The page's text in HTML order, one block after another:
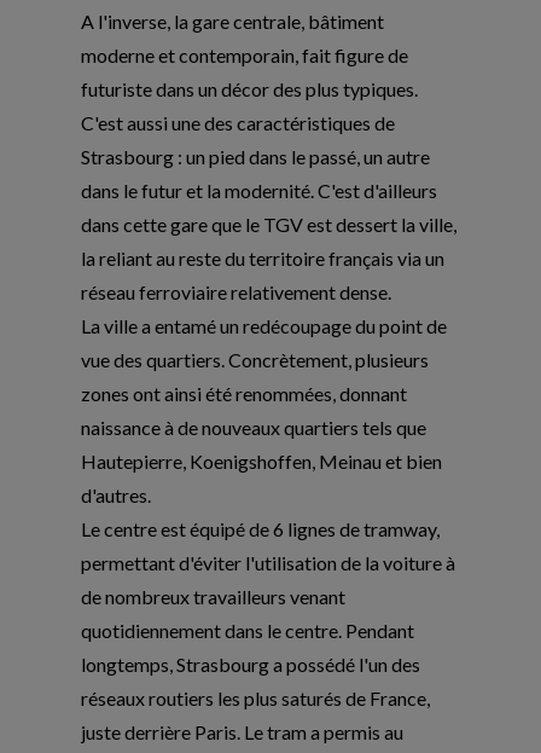
A l'inverse, la gare centrale, bâtiment
moderne et contemporain, fait figure de
futuriste dans un décor des plus typiques.
C'est aussi une des caractéristiques de
Strasbourg : un pied dans le passé, un autre
dans le futur et la modernité. C'est d'ailleurs
dans cette gare que le TGV est dessert la ville,
la reliant au reste du territoire français via un
réseau ferroviaire relativement dense.
La ville a entamé un redécoupage du point de
vue des quartiers. Concrètement, plusieurs
zones ont ainsi été renommées, donnant
naissance à de nouveaux quartiers tels que
Hautepierre, Koenigshoffen, Meinau et bien
d'autres.
Le centre est équipé de 6 lignes de tramway,
permettant d'éviter l'utilisation de la voiture à
de nombreux travailleurs venant
quotidiennement dans le centre. Pendant
longtemps, Strasbourg a possédé l'un des
réseaux routiers les plus saturés de France,
juste derrière Paris. Le tram a permis au